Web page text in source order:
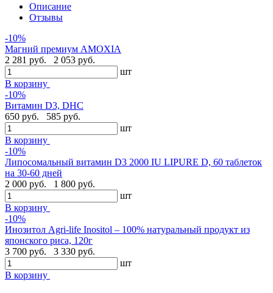
Описание
Отзывы
-10%
Магний премиум AMOXIA
2 281 руб.
2 053 руб.
шт
В корзину
-10%
Витамин D3, DHC
650 руб.
585 руб.
шт
В корзину
-10%
Липосомальный витамин D3 2000 IU LIPURE D, 60 таблеток
на 30-60 дней
2 000 руб.
1 800 руб.
шт
В корзину
-10%
Инозитол Agri-life Inositol – 100% натуральный продукт из
японского риса, 120г
3 700 руб.
3 330 руб.
шт
В корзину